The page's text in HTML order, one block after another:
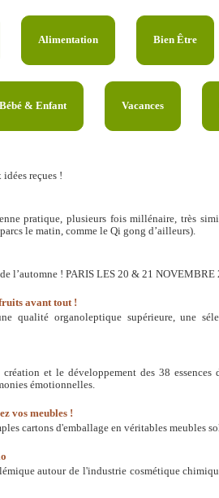
Alimentation Bien Être
Bébé & Enfant Vacances
reçues !
pratique, plusieurs fois millénaire, très
le matin, comme le Qi gong d’ailleurs).
l’automne ! PARIS LES 20 & 21
avant tout !
qualité organoleptique supérieure, une
et le développement des 38
émotionnelles.
vos meubles !
cartons d'emballage en véritables meubles
autour de l'industrie cosmétique